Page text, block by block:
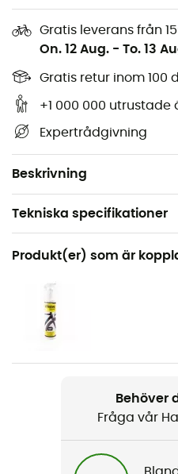
Gratis leverans från
On. 12 Aug. - To. 13
Gratis retur inom 100
+1 000 000 utrustade
Expertrådgivning
Beskrivning
svamp (men inte med den
du ge dig ut och cykla, du
Alla NST-produkter är
PFC-fria
Alla förpackningar är
Flaska på 250 ml
Tekniska specifikationer
Rekommenderad för
Produktnamn
Xtreme Shine
Märke
Produkt(er) som är
Behöver
Fråga vår